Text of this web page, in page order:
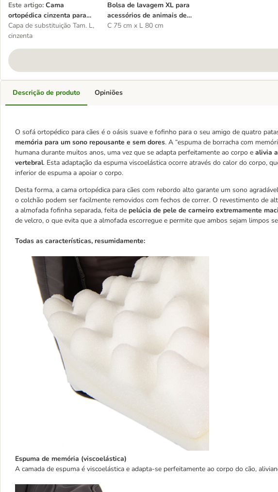
Este artigo: Cama
ortopédica cinzenta para
cães
Capa de substituição Tam. L,
cinzenta
Bolsa de lavagem XL para
acessórios de animais de
estimação
C 75 cm x L 80 cm
Descrição de produto
O sofá ortopédico para cães é o oásis suave e fofinho para o seu amigo de quatro
memória para um sono repousante e sem dores. A “espuma de borracha com
humana durante muitos anos, uma vez que se adapta perfeitamente ao corpo e alivia
vertebral. Esta adaptação da espuma viscoelástica ocorre através do calor do corpo,
inferior de espuma a apoiar o corpo.
Desta forma, a cama ortopédica para cães com rebordo alto garante um sono
o colchão podem ser facilmente removidos com fechos de correr. O revestimento de
a almofada fofinha separada, feita de pelúcia de pele de carneiro extremamente
de velcro, o que evita que a almofada escorregue e permite que ambos sejam limpos
Todas as características, resumidamente:
Espuma de memória (viscoelástica)
A camada de espuma é viscoelástica e adapta-se perfeitamente ao corpo do cão,
Opiniões